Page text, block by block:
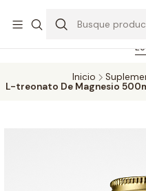
Feriado 21-05-2026 atención
día solo área Metropolitana
Pedidos hasta 16 hrs., sábados
Inicio
L-treonato De Magnesio